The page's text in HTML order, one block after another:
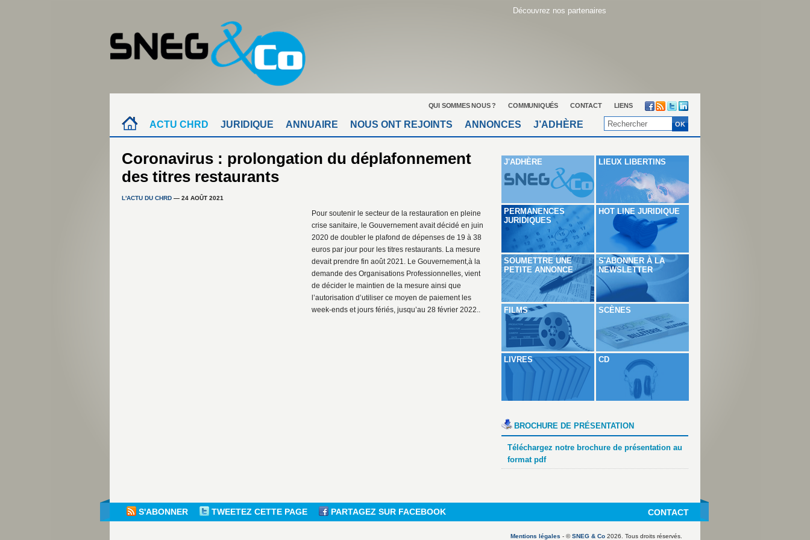
Découvrez nos partenaires
QUI SOMMES NOUS ? COMMUNIQUÉS CONTACT LIENS
ACTU CHRD JURIDIQUE ANNUAIRE NOUS ONT REJOINTS ANNONCES J’ADHÈRE
Coronavirus : prolongation du déplafonnement
des titres restaurants
L'ACTU DU CHRD — 24 AOÛT 2021
Pour soutenir le secteur de la restauration en pleine
crise sanitaire, le Gouvernement avait décidé en juin
2020 de doubler le plafond de dépenses de 19 à 38
euros par jour pour les titres restaurants. La mesure
devait prendre fin août 2021. Le Gouvernement,à la
demande des Organisations Professionnelles, vient
de décider le maintien de la mesure ainsi que
l’autorisation d’utiliser ce moyen de paiement les
week-ends et jours fériés, jusqu’au 28 février 2022..
J'ADHÈRE LIEUX LIBERTINS
PERMANENCES
JURIDIQUES
HOT LINE JURIDIQUE
SOUMETTRE UNE
PETITE ANNONCE
S'ABONNER À LA
NEWSLETTER
FILMS SCÈNES
LIVRES CD
BROCHURE DE PRÉSENTATION
Téléchargez notre brochure de présentation au
format pdf
S'ABONNER TWEETEZ CETTE PAGE PARTAGEZ SUR FACEBOOK CONTACT
Mentions légales - ©SNEG & Co 2026. Tous droits réservés.